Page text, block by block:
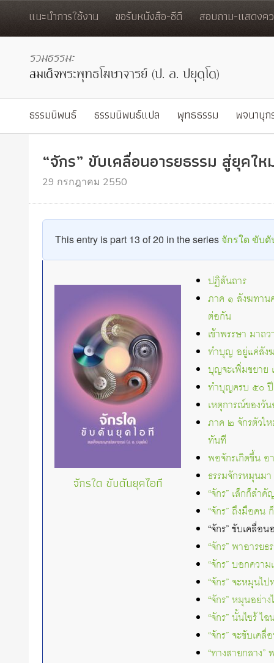
แนะนำการใช้งาน ขอรับหนังสือ-ซีดี สอบถาม-แสดงค
ธรรมนิพนธ์ ธรรมนิพนธ์แปล พุทธธรรม พจนานุ
“จักร” ขับเคลื่อนอารยธรรม สู่ยุคใ
29 กรกฎาคม 2550
This entry is part 13 of 20 in the series จักรใด ขับ
จักรใด ขับดันยุคไอที
ปฏิสันถาร
ภาค ๑ สังฆทาน
ต่อกัน
เข้าพรรษา มาถ
ทำบุญ อยู่แค่สัง
บุญจะเพิ่มขยาย
ทำบุญครบ ๕๐
เหตุการณ์ของ
ภาค ๒ จักรตัวใ
ทันที
พอจักรเกิดขึ้น อ
ธรรมจักรหมุนม
“จักร” เล็กก็สำ
“จักร” ถึงมือคน
“จักร” ขับเคลื่อ
“จักร” พาอารย
“จักร” บอกควา
“จักร” จะหมุนไ
“จักร” หมุนอย่าง
“จักร” นั้นไซร้ ไ
“จักร” จะขับเค
“ทางสายกลาง”